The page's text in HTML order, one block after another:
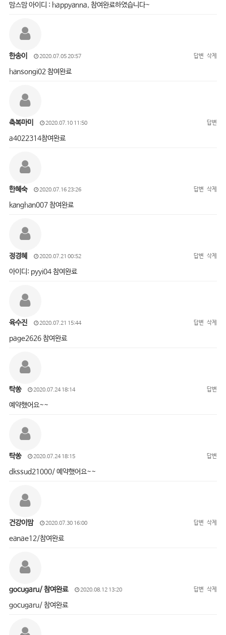
맘스맘 아이디 : happyanna, 참여완료하였습니다~
한송이 2020.07.05 20:57 답변 삭제
hansongi02 참여완료
축복마미 2020.07.10 11:50 답변
a4022314참여완료
한혜숙 2020.07.16 23:26 답변 삭제
kanghan007 참여완료
정경혜 2020.07.21 00:52 답변 삭제
아이디: pyyi04 참여완료
육수진 2020.07.21 15:44 답변 삭제
page2626 참여완료
탁쏭 2020.07.24 18:14 답변
예약했어요~~
탁쏭 2020.07.24 18:15 답변
dkssud21000/ 예약했어요~~
건강이맘 2020.07.30 16:00 답변 삭제
eanae12/참여완료
gocugaru/ 참여완료 2020.08.12 13:20 답변 삭제
gocugaru/ 참여완료